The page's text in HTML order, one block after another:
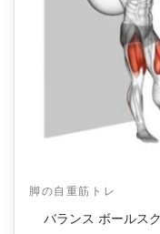
脚の自重筋トレ
バランス ボールス